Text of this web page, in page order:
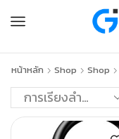
หน้าหลัก Shop Shop